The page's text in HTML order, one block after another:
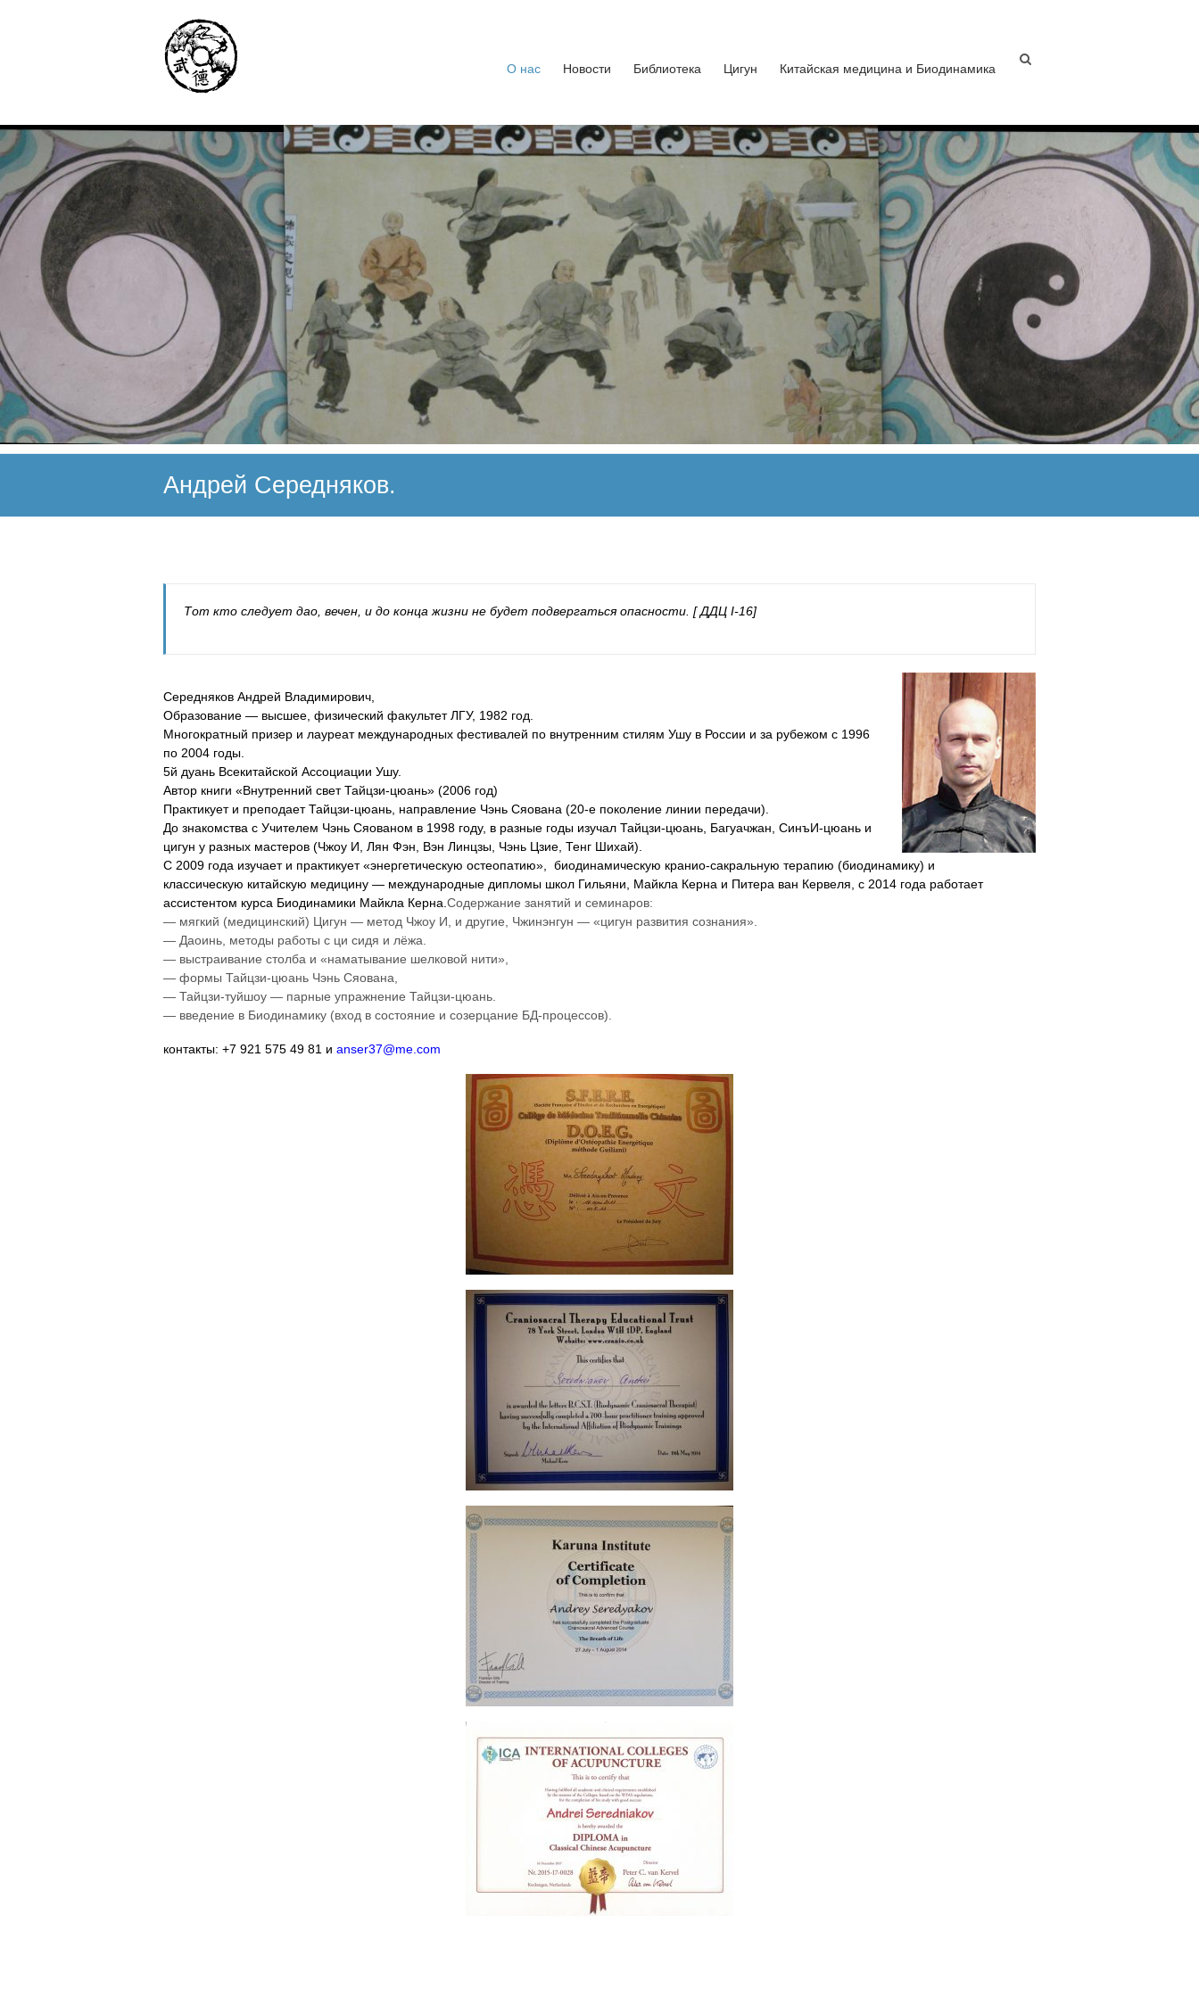
Институт Исследования Внутреннего Искусства
Школа тайцзи-цюань стиля Чэнь, Петербург. Руководитель Андрей Середняков.
О нас Новости Библиотека Цигун Китайская медицина и Биодинамика
Андрей Середняков.
Тот кто следует дао, вечен, и до конца жизни не будет подвергаться опасности. [ ДДЦ I-16]
Середняков Андрей Владимирович,
Образование — высшее, физический факультет ЛГУ, 1982 год.
Многократный призер и лауреат международных фестивалей по внутренним стилям Ушу в России и за рубежом с 1996
по 2004 годы.
5й дуань Всекитайской Ассоциации Ушу.
Автор книги «Внутренний свет Тайцзи-цюань» (2006 год)
Практикует и преподает Тайцзи-цюань, направление Чэнь Сяована (20-е поколение линии передачи).
До знакомства с Учителем Чэнь Сяованом в 1998 году, в разные годы изучал Тайцзи-цюань, Багуачжан, СинъИ-цюань и
цигун у разных мастеров (Чжоу И, Лян Фэн, Вэн Линцзы, Чэнь Цзие, Тенг Шихай).
С 2009 года изучает и практикует «энергетическую остеопатию», биодинамическую кранио-сакральную терапию (биодинамику) и
классическую китайскую медицину — международные дипломы школ Гильяни, Майкла Керна и Питера ван Кервеля, с 2014 года работает
ассистентом курса Биодинамики Майкла Керна.Содержание занятий и семинаров:
— мягкий (медицинский) Цигун — метод Чжоу И, и другие, Чжинэнгун — «цигун развития сознания».
— Даоинь, методы работы с ци сидя и лёжа.
— выстраивание столба и «наматывание шелковой нити»,
— формы Тайцзи-цюань Чэнь Сяована,
— Тайцзи-туйшоу — парные упражнение Тайцзи-цюань.
— введение в Биодинамику (вход в состояние и созерцание БД-процессов).
контакты: +7 921 575 49 81 и anser37@me.com